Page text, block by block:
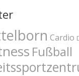
Cardio
Fußball